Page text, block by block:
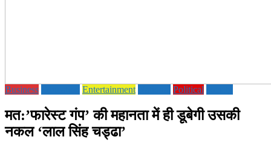
Business Entertainment Political
मत:’फारेस्ट गंप’ की महानता में ही डूबेगी उसकी
नकल ‘लाल सिंह चड्ढा’